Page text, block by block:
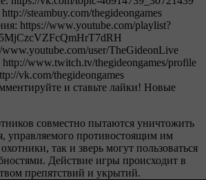
steambuy.com/thegideongames
https://www.youtube.com/playlist?
user/TheGideonLive
www.twitch.tv/thegideongames/profile
vk.com/thegideongames
и ставьте лайки! Новые
совместно пытаются уничтожить
управляемого противостоящим им
так и зверь могут пользоваться
Действие игры происходит в
препятствий и укрытий.